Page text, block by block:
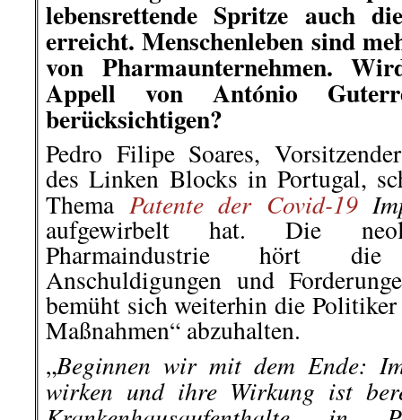
lebensrettende Spritze auch
erreicht.Menschenleben sind
von Pharmaunternehmen.
Appell von António
berücksichtigen?
Pedro Filipe Soares,
des Linken Blocks in Portugal,
Thema Patente der Covid-19
aufgewirbelt hat. Die
Pharmaindustrie hört
Anschuldigungen und
bemüht sich weiterhin die
Maßnahmen“ abzuhalten.
„Beginnen wir mit dem Ende:
wirken und ihre Wirkung ist